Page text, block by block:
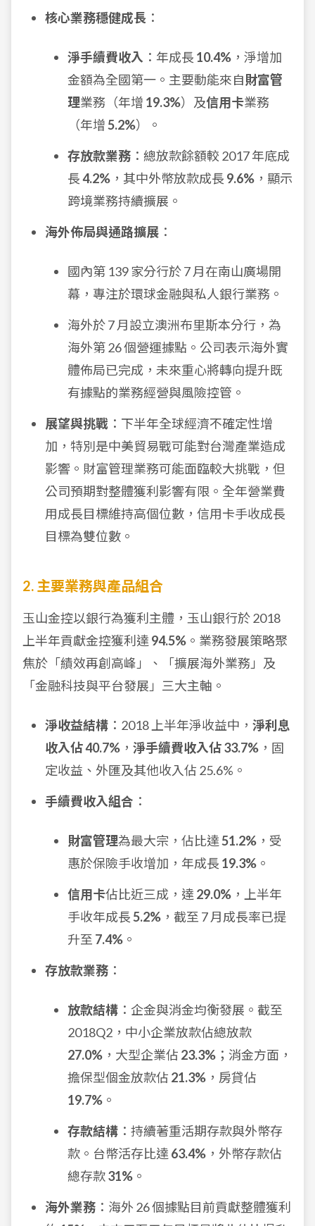
核心業務穩健成長 ：
淨手續費收入 ：年成長 10.4% ，淨增加
金額為全國第一。主要動能來自財富管
理業務（年增 19.3%）及信用卡業務
（年增5.2%）。
存放款業務 ：總放款餘額較 2017 年底成
長4.2% ，其中外幣放款成長 9.6% ，顯示
跨境業務持續擴展。
海外佈局與通路擴展 ：
國內第 139 家分行於 7 月在南山廣場開
幕，專注於環球金融與私人銀行業務。
海外於 7 月設立澳洲布里斯本分行，為
海外第 26 個營運據點。公司表示海外實
體佈局已完成，未來重心將轉向提升既
有據點的業務經營與風險控管。
展望與挑戰 ：下半年全球經濟不確定性增
加，特別是中美貿易戰可能對台灣產業造成
影響。財富管理業務可能面臨較大挑戰，但
公司預期對整體獲利影響有限。全年營業費
用成長目標維持高個位數，信用卡手收成長
目標為雙位數。
2. 主要業務與產品組合
玉山金控以銀行為獲利主體，玉山銀行於 2018
上半年貢獻金控獲利達 94.5% 。業務發展策略聚
焦於「績效再創高峰」、「擴展海外業務」及
「金融科技與平台發展」三大主軸。
淨收益結構 ：2018 上半年淨收益中， 淨利息
收入佔 40.7% ， 淨手續費收入佔 33.7% ，固
定收益、外匯及其他收入佔 25.6%。
手續費收入組合 ：
財富管理為最大宗，佔比達51.2% ，受
惠於保險手收增加，年成長 19.3% 。
信用卡佔比近三成，達 29.0% ，上半年
手收年成長5.2% ，截至 7 月成長率已提
升至 7.4% 。
存放款業務 ：
放款結構 ：企金與消金均衡發展。截至
2018Q2，中小企業放款佔總放款
27.0% ，大型企業佔 23.3% ；消金方面，
擔保型個金放款佔 21.3% ，房貸佔
19.7% 。
存款結構 ：持續著重活期存款與外幣存
款。台幣活存比達 63.4% ，外幣存款佔
總存款31% 。
海外業務 ：海外 26 個據點目前貢獻整體獲利